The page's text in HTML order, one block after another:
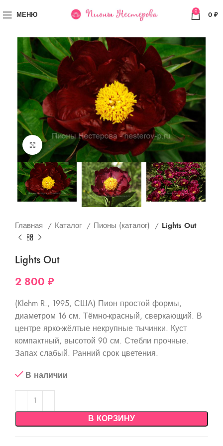
МЕНЮ 0 0 ₽
Увеличить
Главная Каталог Пионы (каталог) Lights Out
Lights Out
2 800 ₽
(Klehm R., 1995, США) Пион простой формы,
диаметром 16 см. Тёмно-красный, сверкающий. В
центре ярко-жёлтые некрупные тычинки. Куст
компактный, высотой 90 см. Стебли прочные.
Запах слабый. Ранний срок цветения.
В наличии
В КОРЗИНУ